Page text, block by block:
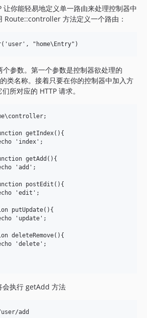
让你能轻易地定义单一路由来处理控制器中
Route::controller 方法定义一个路由：
参数。第一个参数是控制器欲处理的
类名称。接着只要在你的控制器中加入方
所对应的 HTTP 请求。
putUpdate(){
deleteRemove(){
会执行 getAdd 方法